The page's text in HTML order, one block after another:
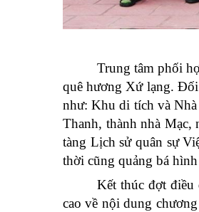
Trung tâm phối
quê hương Xứ lạng. Đối
như: Khu di tích và
Thanh, thành nhà
tàng Lịch sử quân sự
thời cũng quảng bá
Kết thúc đợt điều
cao về nội dung